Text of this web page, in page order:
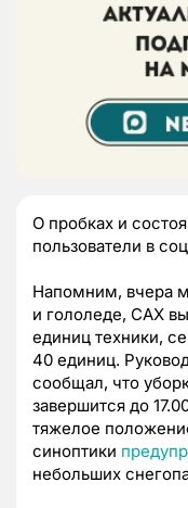
О пробках и
пользователи в
Напомним, вчера
и гололеде, САХ
единиц техники,
40 единиц.
сообщал, что
завершится до
тяжелое
синоптики
небольших